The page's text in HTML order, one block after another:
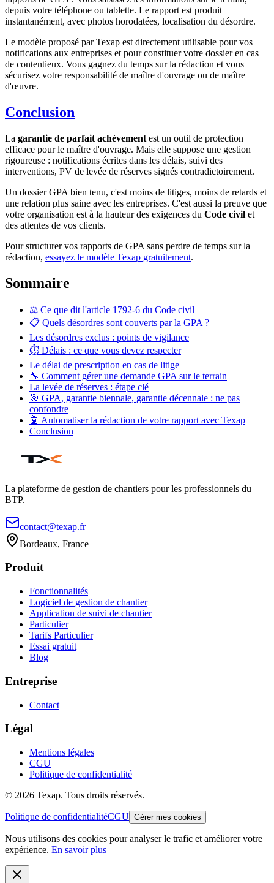
depuis votre téléphone ou tablette. Le rapport est produit
instantanément, avec photos horodatées, localisation du désordre.
Le modèle proposé par Texap est directement utilisable pour vos
notifications aux entreprises et pour constituer votre dossier en cas
de contentieux. Vous gagnez du temps sur la rédaction et vous
sécurisez votre responsabilité de maître d'ouvrage ou de maître
d'œuvre.
Conclusion
La garantie de parfait achèvement est un outil de protection
efficace pour le maître d'ouvrage. Mais elle suppose une gestion
rigoureuse : notifications écrites dans les délais, suivi des
interventions, PV de levée de réserves signés contradictoirement.
Un dossier GPA bien tenu, c'est moins de litiges, moins de retards et
une relation plus saine avec les entreprises. C'est aussi la preuve que
votre organisation est à la hauteur des exigences du Code civil et
des attentes de vos clients.
Pour structurer vos rapports de GPA sans perdre de temps sur la
rédaction, essayez le modèle Texap gratuitement.
Sommaire
⚖️ Ce que dit l'article 1792-6 du Code civil
📋 Quels désordres sont couverts par la GPA ?
Les désordres exclus : points de vigilance
⏱️ Délais : ce que vous devez respecter
Le délai de prescription en cas de litige
🔧 Comment gérer une demande GPA sur le terrain
La levée de réserves : étape clé
🎯 GPA, garantie biennale, garantie décennale : ne pas
confondre
🤖 Automatiser la rédaction de votre rapport avec Texap
Conclusion
La plateforme de gestion de chantiers pour les professionnels du
BTP.
contact@texap.fr
Bordeaux, France
Produit
Fonctionnalités
Logiciel de gestion de chantier
Application de suivi de chantier
Particulier
Tarifs Particulier
Essai gratuit
Blog
Entreprise
Contact
Légal
Mentions légales
CGU
Politique de confidentialité
© 2026 Texap. Tous droits réservés.
Politique de confidentialitéCGU Gérer mes cookies
Nous utilisons des cookies pour analyser le trafic et améliorer votre
expérience. En savoir plus